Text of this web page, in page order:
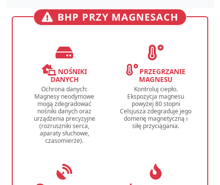
BHP PRZY MAGNESACH
NOŚNIKI
DANYCH
Ochrona danych:
Magnesy neodymowe
mogą zdegradować
nośniki danych oraz
urządzenia precyzyjne
(rozruszniki serca,
aparaty słuchowe,
czasomierze).
PRZEGRZANIE
MAGNESU
Kontroluj ciepło.
Ekspozycja magnesu
powyżej 80 stopni
Celsjusza zdegraduje jego
domenę magnetyczną i
siłę przyciągania.